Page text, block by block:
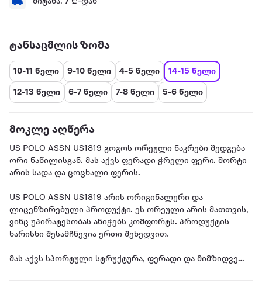
ტანსაცმლის ზომა
10-11 წელი 9-10 წელი 4-5 წელი 14-15 წელი
12-13 წელი 6-7 წელი 7-8 წელი 5-6 წელი
მოკლე აღწერა
US POLO ASSN US1819 გოგოს ორეული ნაკრები შედგება
ორი ნაწილისგან. მას აქვს ფერადი ჭრელი ფერი. შორტი
არის სადა და ცოცხალი ფერის.
US POLO ASSN US1819 არის ორიგინალური და
ლიცენზირებული პროდუქტი. ეს ორეული არის მათთვის,
ვინც უპირატესობას ანიჭებს კომფორტს. პროდუქტის
ხარისხი შესამჩნევია ერთი შეხედვით.
მას აქვს სპორტული სტრუქტურა, ფერადი და მიმზიდველი